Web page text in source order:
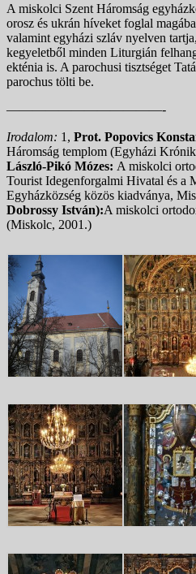
A miskolci Szent Háromság
orosz és ukrán híveket foglal
valamint egyházi szláv nyelven
kegyeletből minden Liturgián
ekténia is. A parochusi tisztséget
parochus tölti be.
————————————-
Irodalom: 1, Prot. Popovics
Háromság templom (Egyházi
László-Pikó Mózes: A miskolci
Tourist Idegenforgalmi Hivatal és a
Egyházközség közös kiadványa,
Dobrossy István):A miskolci
(Miskolc, 2001.)